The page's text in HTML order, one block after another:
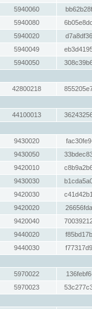
5940060
5940080
5940020
5940049
5940050
42800218
44100013
9430020
9430050
9420010
9430030
9420030
9420020
9420040
9440020
9440030
5970022
5970023